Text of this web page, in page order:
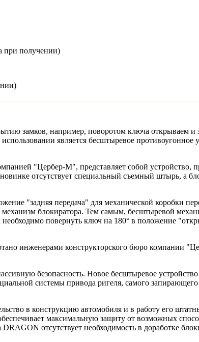
при получении)
замков, например, поворотом ключа открываем и
является бесштыревое
"Цербер-М", представляет собой устройство,
отсутствует специальный съемный штырь, а
"задняя передача" для механической коробки
блокиратора. Тем самым, бесштыревой
повернуть ключ на 180° в положение
инженерами конструкторского бюро компании
безопасность. Новое бесштыревое
системы привода ригеля, самого
в конструкцию автомобиля и в работу его
максимальную защиту от возможных
отсутствует необходимость в доработке